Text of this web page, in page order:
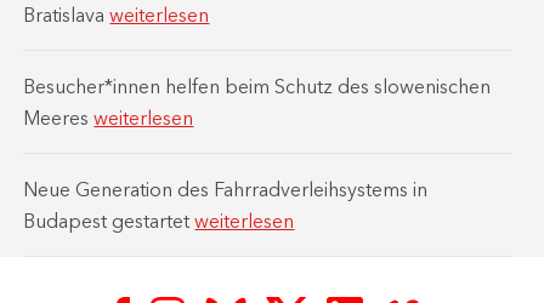
Bratislavaweiterlesen
Besucher*innen helfen beim Schutz des slowenischen
Meeresweiterlesen
Neue Generation des Fahrradverleihsystems in
Budapest gestartetweiterlesen